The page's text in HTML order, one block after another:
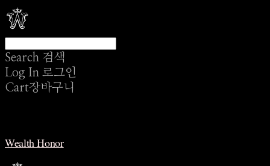
Search 검색
Log In 로그인
Cart장바구니
Wealth Honor